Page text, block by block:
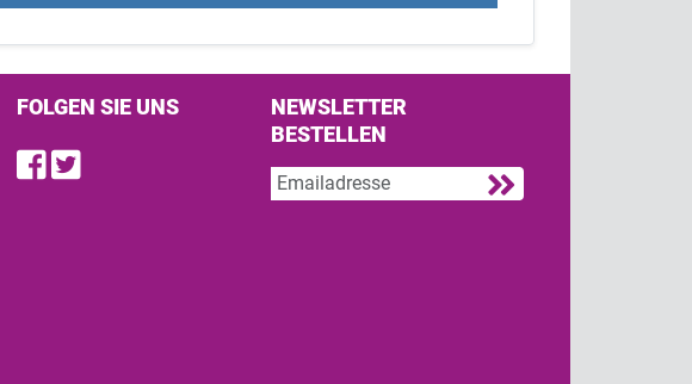
FOLGEN SIE UNS
Find us on Facebook
Follow us on Twitter
NEWSLETTER
BESTELLEN